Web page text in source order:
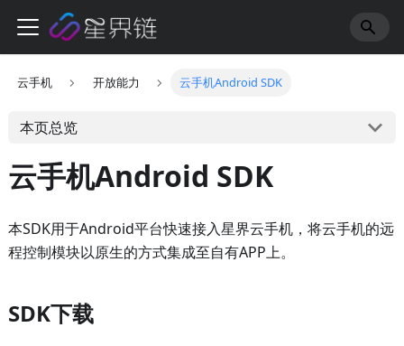
云手机 开放能力 云手机Android SDK
本页总览
云手机Android SDK
本SDK用于Android平台快速接入星界云手机，将云手机的远
程控制模块以原生的方式集成至自有APP上。
SDK下载